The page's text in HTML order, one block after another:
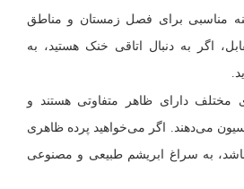
مناسبی برای فصل زمستان و مناطق
اگر به دنبال اتاقی خنک هستید، به
مختلف دارای ظاهر متفاوتی هستند و
می‌دهند. اگر می‌خواهید پرده ظاهری
به سراغ ابریشم طبیعی و مصنوعی